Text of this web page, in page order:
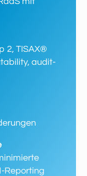
2, TISAX®
audit-
Reporting